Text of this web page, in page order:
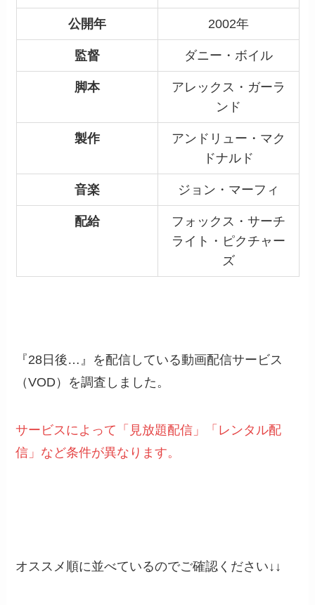
公開年 2002年
監督 ダニー・ボイル
脚本
アレックス・ガーラ
ンド
製作
アンドリュー・マク
ドナルド
音楽 ジョン・マーフィ
配給
フォックス・サーチ
ライト・ピクチャー
ズ
『28日後…』を配信している動画配信サービス
（VOD）を調査しました。
サービスによって「見放題配信」「レンタル配
信」など条件が異なります。
オススメ順に並べているのでご確認ください↓↓